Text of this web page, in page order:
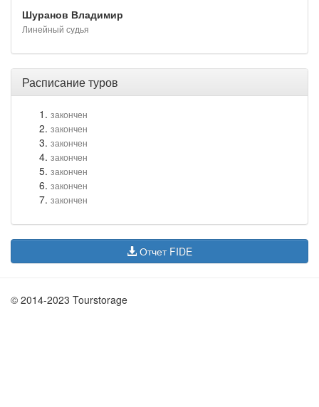
Шуранов Владимир
Линейный судья
Расписание туров
закончен
закончен
закончен
закончен
закончен
закончен
закончен
Отчет FIDE
© 2014-2023 Tourstorage